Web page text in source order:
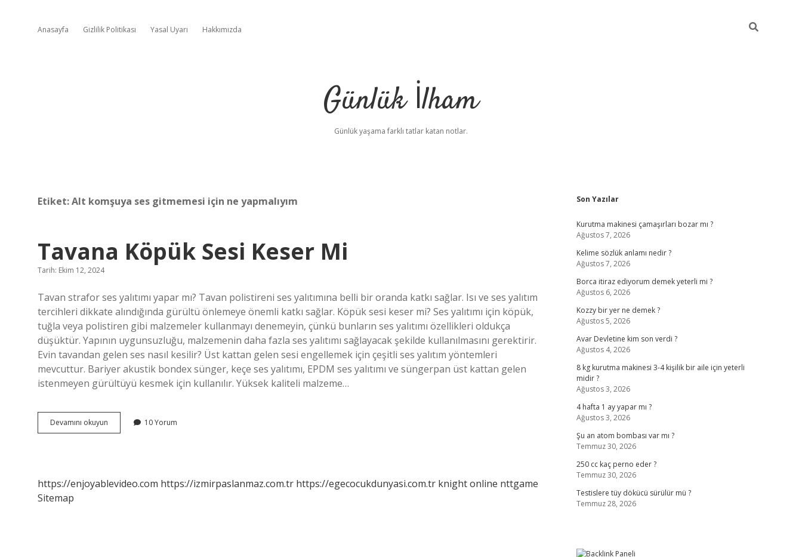
Anasayfa Gizlilik Politikası Yasal Uyarı Hakkımızda
Günlük İlham
Günlük yaşama farklı tatlar katan notlar.
Etiket:Alt komşuya ses gitmemesi için ne yapmalıyım
Tavana Köpük Sesi Keser Mi
Tarih: Ekim 12, 2024
Tavan strafor ses yalıtımı yapar mı? Tavan polistireni ses yalıtımına belli bir oranda katkı sağlar. Isı ve ses yalıtım
tercihleri ​​dikkate alındığında gürültü önlemeye önemli katkı sağlar. Köpük sesi keser mi? Ses yalıtımı için köpük,
tuğla veya polistiren gibi malzemeler kullanmayı denemeyin, çünkü bunların ses yalıtımı özellikleri oldukça
düşüktür. Yapının uygunsuzluğu, malzemenin daha fazla ses yalıtımı sağlayacak şekilde kullanılmasını gerektirir.
Evin tavandan gelen ses nasıl kesilir? Üst kattan gelen sesi engellemek için çeşitli ses yalıtım yöntemleri
mevcuttur. Bariyer akustik bondex sünger, keçe ses yalıtımı, EPDM ses yalıtımı ve süngerpan üst kattan gelen
istenmeyen gürültüyü kesmek için kullanılır. Yüksek kaliteli malzeme…
Devamını okuyun
Köpük
10 Yorum
https://enjoyablevideo.com https://izmirpaslanmaz.com.tr https://egecocukdunyasi.com.tr knight online nttgame
Sitemap
Sidebar
Son Yazılar
Kurutma makinesi çamaşırları bozar mı ?
Ağustos 7, 2026
Kelime sözlük anlamı nedir ?
Ağustos 7, 2026
Borca itiraz ediyorum demek yeterli mi ?
Ağustos 6, 2026
Kozzy bir yer ne demek ?
Ağustos 5, 2026
Avar Devletine kim son verdi ?
Ağustos 4, 2026
8 kg kurutma makinesi 3-4 kişilik bir aile için yeterli
midir ?
Ağustos 3, 2026
4 hafta 1 ay yapar mı ?
Ağustos 3, 2026
Şu an atom bombası var mı ?
Temmuz 30, 2026
250 cc kaç perno eder ?
Temmuz 30, 2026
Testislere tüy dökücü sürülür mü ?
Temmuz 28, 2026